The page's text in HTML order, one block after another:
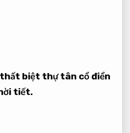
biệt thự tân cổ điển
tiết.